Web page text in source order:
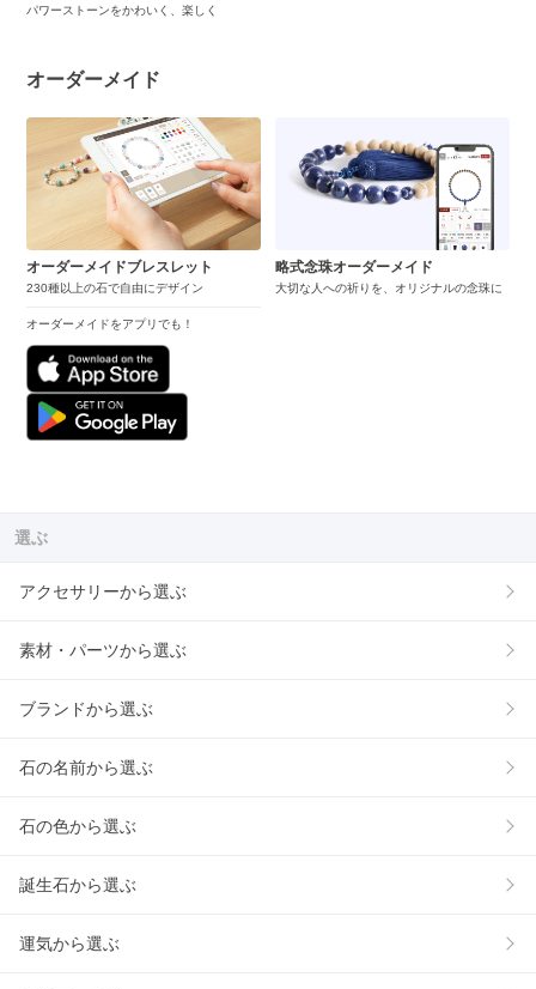
パワーストーンをかわいく、楽しく
オーダーメイド
オーダーメイドブレスレット
230種以上の石で自由にデザイン
オーダーメイドをアプリでも！
略式念珠オーダーメイド
大切な人への祈りを、オリジナルの念珠に
選ぶ
アクセサリーから選ぶ
素材・パーツから選ぶ
ブランドから選ぶ
石の名前から選ぶ
石の色から選ぶ
誕生石から選ぶ
運気から選ぶ